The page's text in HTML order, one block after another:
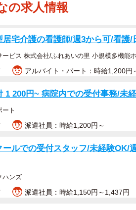
の求人情報
居宅介護の看護師/週3から可/看護/
ービス 株式会社/ふれあいの里 小規模多機能
アルバイト・パート：時給1,200円
1 200円~ 病院内での受付事務/未
ト
派遣社員：時給1,200円～
ールでの受付スタッフ/未経験OK/
ハンズ
派遣社員：時給1,150円～1,437円